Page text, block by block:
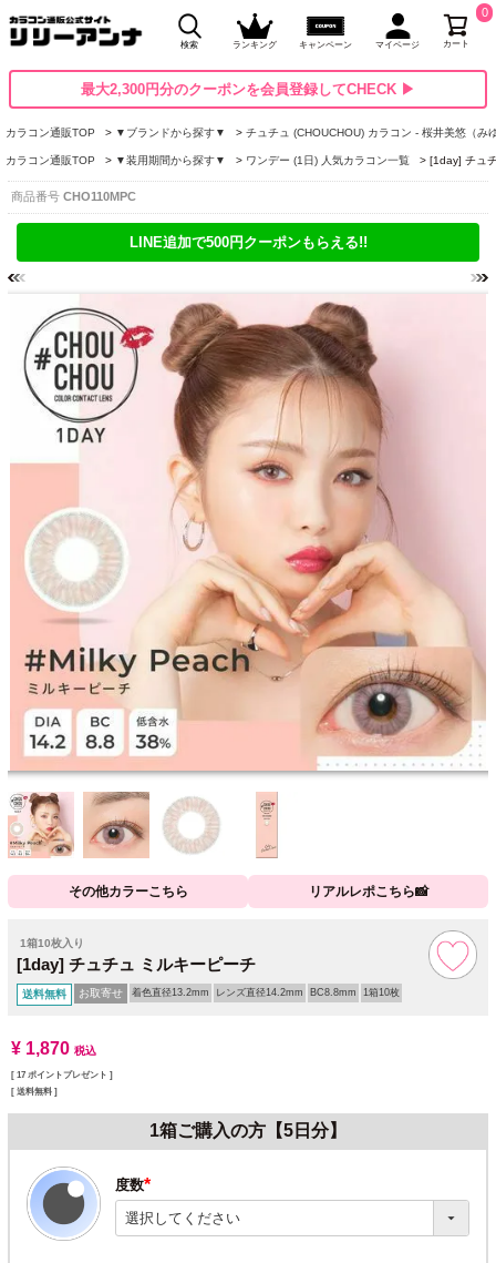
検索 ランキング キャンペーン マイページ カート
0
最大2,300円分のクーポンを会員登録してCHECK ▶
カラコン通販TOP ▼ブランドから探す▼ チュチュ (CHOUCHOU) カラコン - 桜井美悠（み
カラコン通販TOP ▼装用期間から探す▼ ワンデー (1日) 人気カラコン一覧 [1day] チュ
商品番号 CHO110MPC
LINE追加で500円クーポンもらえる!!
その他カラーこちら リアルレポこちら📸
1箱10枚入り
[1day] チュチュ ミルキーピーチ
送料無料 お取寄せ 着色直径13.2mm レンズ直径14.2mm BC8.8mm 1箱10枚
¥ 1,870 税込
[ 17 ポイントプレゼント ]
送料無料
1箱ご購入の方【5日分】
度数
(必
須)